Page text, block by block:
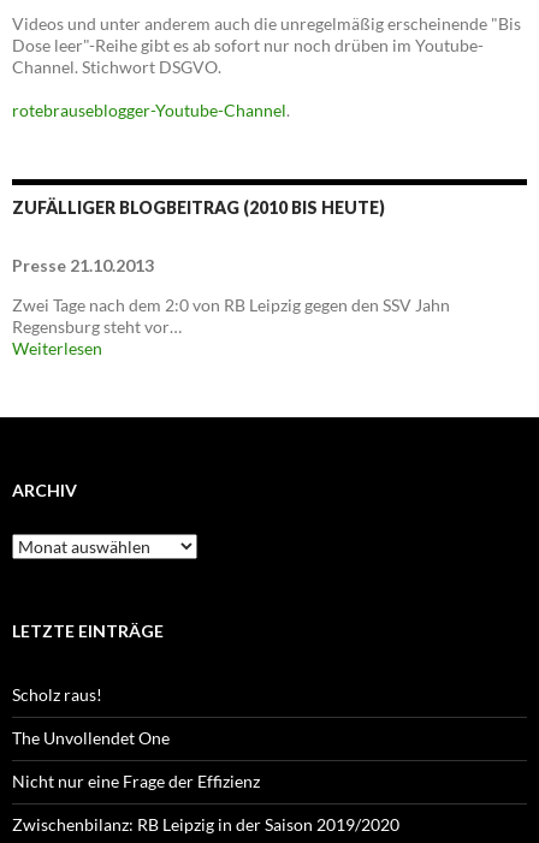
Videos und unter anderem auch die unregelmäßig erscheinende "Bis
Dose leer"-Reihe gibt es ab sofort nur noch drüben im Youtube-
Channel. Stichwort DSGVO.
rotebrauseblogger-Youtube-Channel.
ZUFÄLLIGER BLOGBEITRAG (2010 BIS HEUTE)
Presse 21.10.2013
Zwei Tage nach dem 2:0 von RB Leipzig gegen den SSV Jahn
Regensburg steht vor…
Weiterlesen
ARCHIV
Archiv
LETZTE EINTRÄGE
Scholz raus!
The Unvollendet One
Nicht nur eine Frage der Effizienz
Zwischenbilanz: RB Leipzig in der Saison 2019/2020